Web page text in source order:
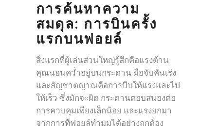
การค้นหาความ
สมดุล: การบินครั้ง
แรกบนฟอยล์
สิ่งแรกที่ผู้เล่นส่วนใหญ่รู้สึกคือแรงต้าน
คุณนอนคว่ำอยู่บนกระดาน มือจับคันเร่ง
และสัญชาตญาณคือการบีบให้แรงและไป
ให้เร็ว ซึ่งมักจะผิด กระดานตอบสนองต่อ
การควบคุมเพียงเล็กน้อย และแรงยกมา
จากการที่ฟอยล์ทำมุมได้อย่างถูกต้อง